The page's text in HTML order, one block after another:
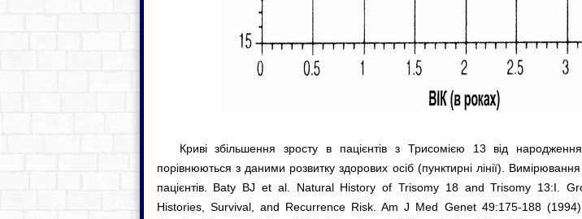
Криві збільшення зросту в пацієнтів з Трисомією 13 від народження
порівнюються з даними розвитку здорових осіб (пунктирні лінії).
пацієнтів. Baty BJ et al. Natural History of Trisomy 18 and Trisomy 13:I.
Histories, Survival, and Recurrence Risk. Am J Med Genet 49:175-188